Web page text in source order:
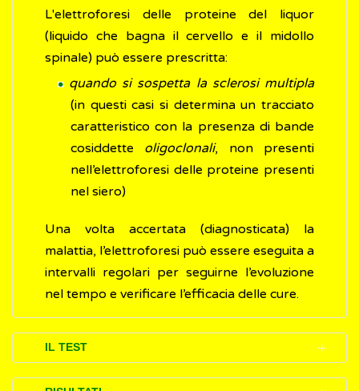
L'elettroforesi delle proteine del liquor
(liquido che bagna il cervello e il midollo
spinale) può essere prescritta:
quando si sospetta la sclerosi multipla
(in questi casi si determina un tracciato
caratteristico con la presenza di bande
cosiddette oligoclonali, non presenti
nell’elettroforesi delle proteine presenti
nel siero)
Una volta accertata (diagnosticata) la
malattia, l’elettroforesi può essere eseguita a
intervalli regolari per seguirne l’evoluzione
nel tempo e verificare l’efficacia delle cure.
IL TEST